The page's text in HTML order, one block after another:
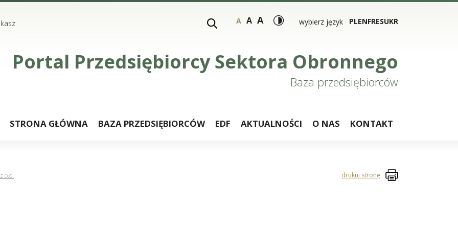
A A A wybierz język PLENFRESUKR
Portal Przedsiębiorcy Sektora Obronnego
Baza przedsiębiorców
STRONA GŁÓWNA BAZA PRZEDSIĘBIORCÓW EDF AKTUALNOŚCI O NAS KONTAKT
o.o. drukuj stronę